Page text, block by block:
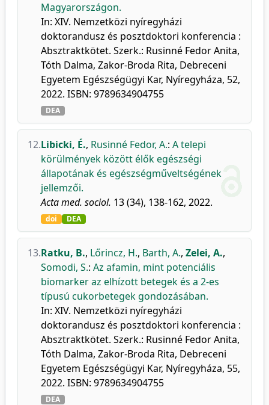
Magyarországon.
In: XIV. Nemzetközi nyíregyházi
doktorandusz és posztdoktori konferencia :
Absztraktkötet. Szerk.: Rusinné Fedor Anita,
Tóth Dalma, Zakor-Broda Rita, Debreceni
Egyetem Egészségügyi Kar, Nyíregyháza, 52,
2022. ISBN: 9789634904755
DEA
12.Libicki, É., Rusinné Fedor, A.: A telepi
körülmények között élők egészségi
állapotának és egészségműveltségének
jellemzői.
Acta med. sociol. 13 (34), 138-162, 2022.
doi DEA
13.Ratku, B., Lőrincz, H., Barth, A., Zelei, A.,
Somodi, S.: Az afamin, mint potenciális
biomarker az elhízott betegek és a 2-es
típusú cukorbetegek gondozásában.
In: XIV. Nemzetközi nyíregyházi
doktorandusz és posztdoktori konferencia :
Absztraktkötet. Szerk.: Rusinné Fedor Anita,
Tóth Dalma, Zakor-Broda Rita, Debreceni
Egyetem Egészségügyi Kar, Nyíregyháza, 55,
2022. ISBN: 9789634904755
DEA